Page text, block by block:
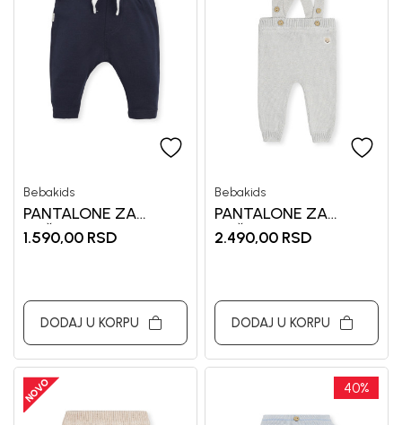
Bebakids
PANTALONE ZA
DEČAKE MARIO
1.590,00 RSD
DODAJ U KORPU
Bebakids
PANTALONE ZA
DEČAKE BEBAKIDS
2.490,00 RSD
DODAJ U KORPU
40%